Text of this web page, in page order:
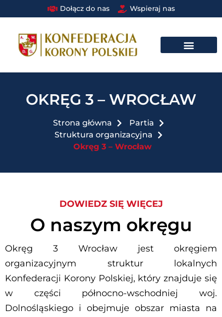
Dołącz do nas Wspieraj nas
OKRĘG 3 – WROCŁAW
Strona główna
Partia
Struktura organizacyjna
Okręg 3 – Wrocław
DOWIEDZ SIĘ WIĘCEJ
O naszym okręgu
Okręg 3 Wrocław jest okręgiem
organizacyjnym struktur lokalnych
Konfederacji Korony Polskiej, który znajduje się
w części północno-wschodniej woj.
Dolnośląskiego i obejmuje obszar miasta na